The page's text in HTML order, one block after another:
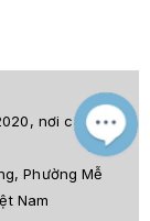
nơi cấp SỞ
Phường Mễ
Nam